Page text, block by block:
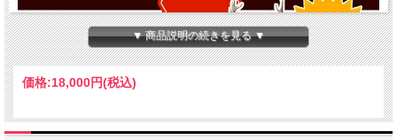
▼ 商品説明の続きを見る ▼
価格:18,000円(税込)